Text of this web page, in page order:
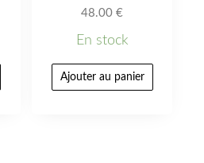
48.00€
En stock
Ajouter au panier